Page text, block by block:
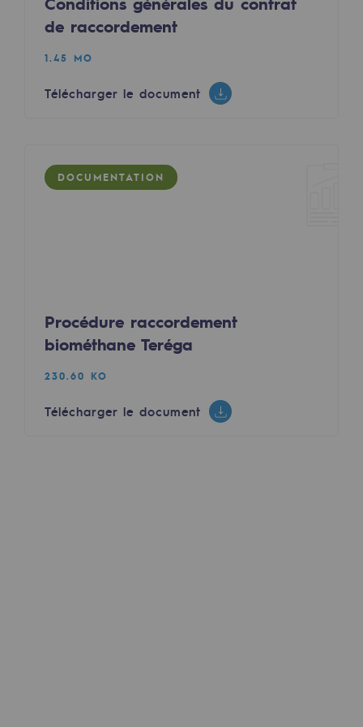
Territorial
Engagements auprès des territoires
Social
Inclusion
Sécurité
PARI 2035, le programme de sécurité
Santé et sécurité au travail
de raccordement
1.45 MO
Télécharger le document
DOCUMENTATION
Procédure raccordement
biométhane Teréga
230.60 KO
Télécharger le document